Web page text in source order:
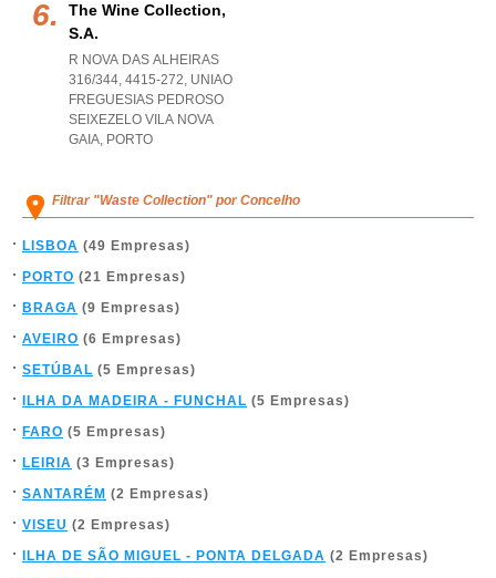
The Wine Collection,
S.a.
R NOVA DAS ALHEIRAS
316/344, 4415-272, UNIAO
FREGUESIAS PEDROSO
SEIXEZELO VILA NOVA
GAIA, PORTO
Filtrar "Waste Collection" por Concelho
LISBOA (49 Empresas)
PORTO (21 Empresas)
BRAGA (9 Empresas)
AVEIRO (6 Empresas)
SETÚBAL (5 Empresas)
ILHA DA MADEIRA - FUNCHAL (5 Empresas)
FARO (5 Empresas)
LEIRIA (3 Empresas)
SANTARÉM (2 Empresas)
VISEU (2 Empresas)
ILHA DE SÃO MIGUEL - PONTA DELGADA (2 Empresas)